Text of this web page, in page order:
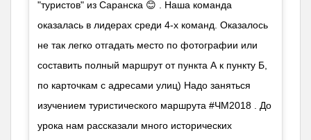
"туристов" из Саранска 😊 . Наша команда
оказалась в лидерах среди 4-х команд. Оказалось
не так легко отгадать место по фотографии или
составить полный маршрут от пункта А к пункту Б,
по карточкам с адресами улиц) Надо заняться
изучением туристического маршрута #ЧМ2018 . До
урока нам рассказали много исторических